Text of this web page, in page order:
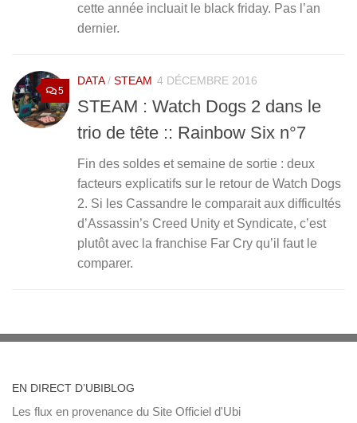
cette année incluait le black friday. Pas l’an
dernier.
5
DATA/ STEAM 4 DÉCEMBRE 2016
STEAM : Watch Dogs 2 dans le
trio de tête :: Rainbow Six n°7
Fin des soldes et semaine de sortie : deux
facteurs explicatifs sur le retour de Watch Dogs
2. Si les Cassandre le comparait aux difficultés
d’Assassin’s Creed Unity et Syndicate, c’est
plutôt avec la franchise Far Cry qu’il faut le
comparer.
EN DIRECT D’UBIBLOG
Les flux en provenance du Site Officiel d'Ubi